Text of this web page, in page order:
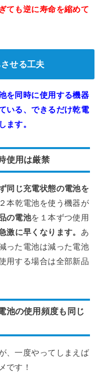
ても逆に寿命を縮めて
せる工夫
を同時に使用する機器
いる、できるだけ乾電
ます。
使用は厳禁
同じ充電状態の電池を
本乾電池を使う機器が
の電池を１本ずつ使用
激に早くなります。 あ
った電池は減った電池
用する場合は全部新品
池の使用頻度も同じ
、一度やってしまえば
です！